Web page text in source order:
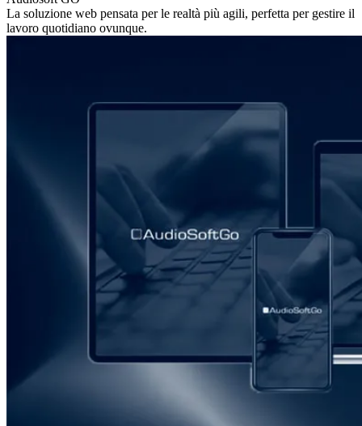
La soluzione web pensata per le realtà più agili, perfetta per gestire il
lavoro quotidiano ovunque.